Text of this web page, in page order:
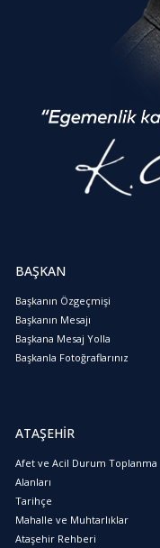
BAŞKAN
Başkanın Özgeçmişi
Başkanın Mesajı
Başkana Mesaj Yolla
Başkanla Fotoğraflarınız
ATAŞEHİR
Afet ve Acil Durum Toplanma
Alanları
Tarihçe
Mahalle ve Muhtarlıklar
Ataşehir Rehberi